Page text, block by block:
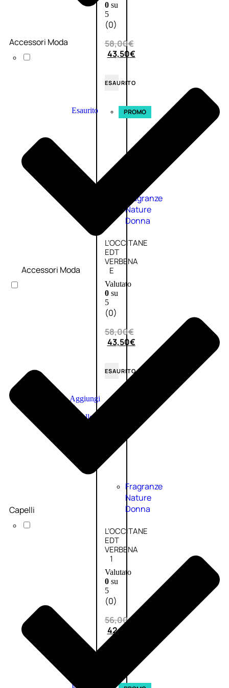
0su
5
(0)
58,00€
43,50€
ESAURITO
Esaurito PROMO
Fragranze
Nature
Donna
L’OCCITANE
EDT
VERBENA
E
Valutato
0su
5
(0)
58,00€
43,50€
ESAURITO
Aggiungi
al
carrello
Fragranze
Nature
Donna
L’OCCITANE
EDT
VERBENA
1
Valutato
0su
5
(0)
56,00€
42,00
CARRELLO
Accessori Moda
Accessori Moda
Capelli